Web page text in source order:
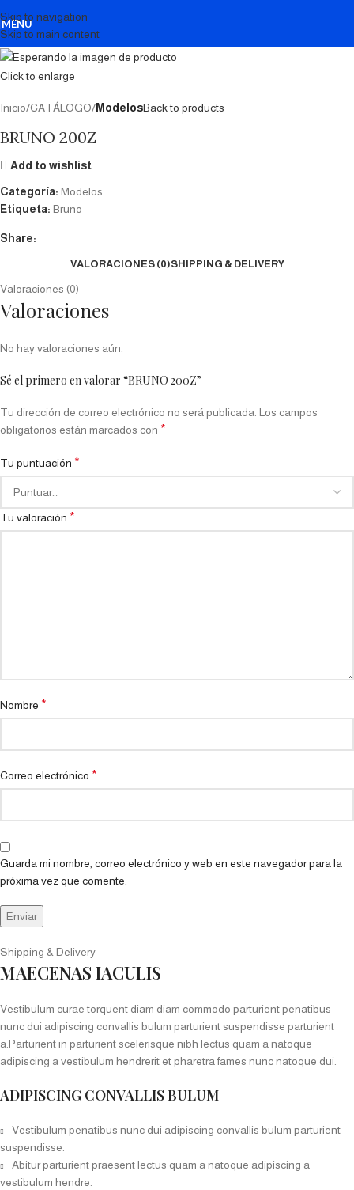
Skip to navigation
Skip to main content
MENU
Click to enlarge
Inicio CATÁLOGO ModelosBack to products
BRUNO 200Z
Add to wishlist
Categoría: Modelos
Etiqueta: Bruno
Share:
VALORACIONES (0)SHIPPING & DELIVERY
Valoraciones (0)
Valoraciones
No hay valoraciones aún.
Sé el primero en valorar “BRUNO 200Z”
Tu dirección de correo electrónico no será publicada. Los campos
obligatorios están marcados con *
Tu puntuación *
Tu valoración *
Nombre *
Correo electrónico *
Guarda mi nombre, correo electrónico y web en este navegador para la
próxima vez que comente.
Shipping & Delivery
MAECENAS IACULIS
Vestibulum curae torquent diam diam commodo parturient penatibus
nunc dui adipiscing convallis bulum parturient suspendisse parturient
a.Parturient in parturient scelerisque nibh lectus quam a natoque
adipiscing a vestibulum hendrerit et pharetra fames nunc natoque dui.
ADIPISCING CONVALLIS BULUM
Vestibulum penatibus nunc dui adipiscing convallis bulum parturient
suspendisse.
Abitur parturient praesent lectus quam a natoque adipiscing a
vestibulum hendre.